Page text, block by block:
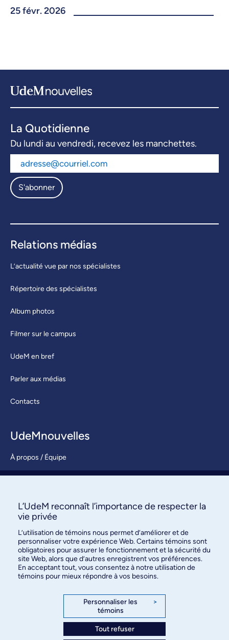
25 févr. 2026
La Quotidienne
Du lundi au vendredi, recevez les manchettes.
S'abonner
Relations médias
L’actualité vue par nos spécialistes
Répertoire des spécialistes
Album photos
Filmer sur le campus
UdeM en bref
Parler aux médias
Contacts
UdeMnouvelles
À propos / Équipe
S’abonner
des relations publiques
3744, rue Jean-Brillant, bureau 490
Montréal (Québec) H3T 1P1
L’UdeM reconnaît l’importance de respecter la
vie privée
L’utilisation de témoins nous permet d’améliorer et de
personnaliser votre expérience Web. Certains témoins sont
obligatoires pour assurer le fonctionnement et la sécurité du
site Web, alors que d’autres enregistrent vos préférences.
En acceptant tout, vous consentez à notre utilisation de
témoins pour mieux répondre à vos besoins.
Personnaliser les
témoins
>
Tout refuser